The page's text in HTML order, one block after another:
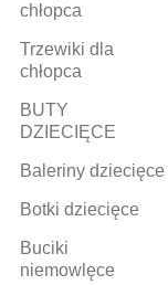
chłopca
Trzewiki dla
chłopca
BUTY
DZIECIĘCE
Baleriny dziecięce
Botki dziecięce
Buciki
niemowlęce